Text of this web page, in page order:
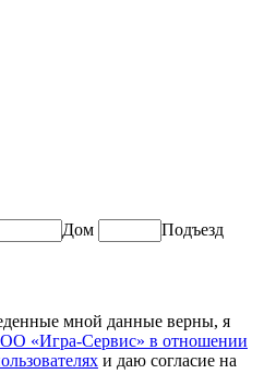
Дом Подъезд
мной данные верны, я
«Игра-Сервис» в отношении
и даю согласие на